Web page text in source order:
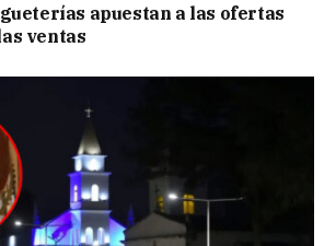
apuestan a las ofertas
ventas